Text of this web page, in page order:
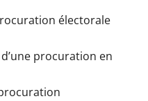
électorale
procuration en